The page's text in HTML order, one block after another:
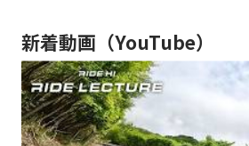
新着動画（YouTube）